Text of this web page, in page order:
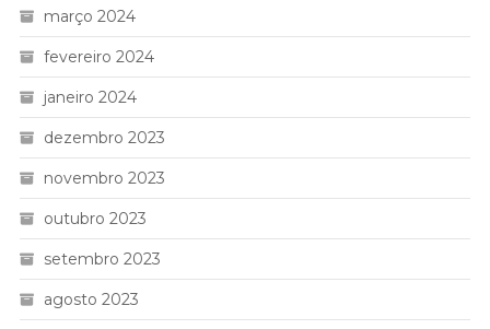
março 2024
fevereiro 2024
janeiro 2024
dezembro 2023
novembro 2023
outubro 2023
setembro 2023
agosto 2023